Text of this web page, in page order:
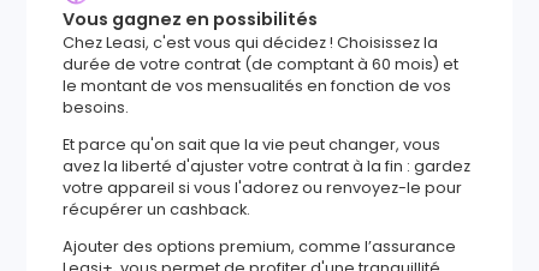
Vous gagnez en possibilités
Chez Leasi, c'est vous qui décidez ! Choisissez la
durée de votre contrat (de comptant à 60 mois) et
le montant de vos mensualités en fonction de vos
besoins.
Et parce qu'on sait que la vie peut changer, vous
avez la liberté d'ajuster votre contrat à la fin : gardez
votre appareil si vous l'adorez ou renvoyez-le pour
récupérer un cashback.
Ajouter des options premium, comme l’assurance